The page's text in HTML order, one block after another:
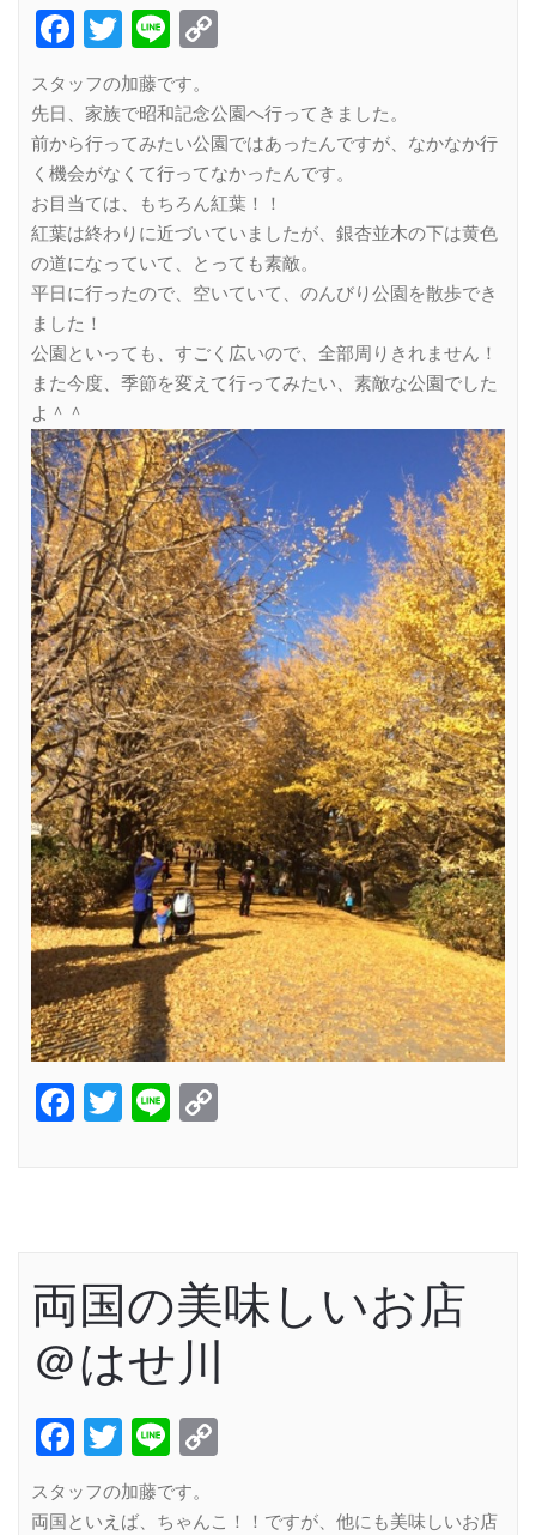
Facebook
Twitter
Line
スタッフの加藤です。
先日、家族で昭和記念公園へ行ってきました。
前から行ってみたい公園ではあったんですが、なかなか行
く機会がなくて行ってなかったんです。
お目当ては、もちろん紅葉！！
紅葉は終わりに近づいていましたが、銀杏並木の下は黄色
の道になっていて、とっても素敵。
平日に行ったので、空いていて、のんびり公園を散歩でき
ました！
公園といっても、すごく広いので、全部周りきれません！
また今度、季節を変えて行ってみたい、素敵な公園でした
よ＾＾
Facebook
Twitter
Line
両国の美味しいお店
＠はせ川
Facebook
Twitter
Line
スタッフの加藤です。
両国といえば、ちゃんこ！！ですが、他にも美味しいお店